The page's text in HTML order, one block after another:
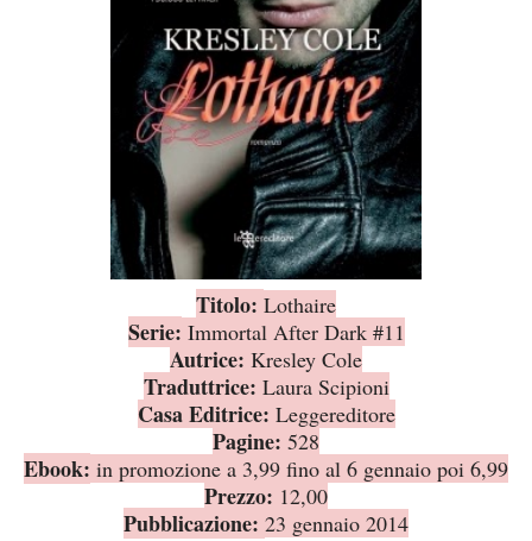
Titolo: Lothaire
Serie: Immortal After Dark #11
Autrice: Kresley Cole
Traduttrice: Laura Scipioni
Casa Editrice: Leggereditore
Pagine: 528
Ebook: in promozione a 3,99 fino al 6 gennaio poi 6,99
Prezzo: 12,00
Pubblicazione: 23 gennaio 2014